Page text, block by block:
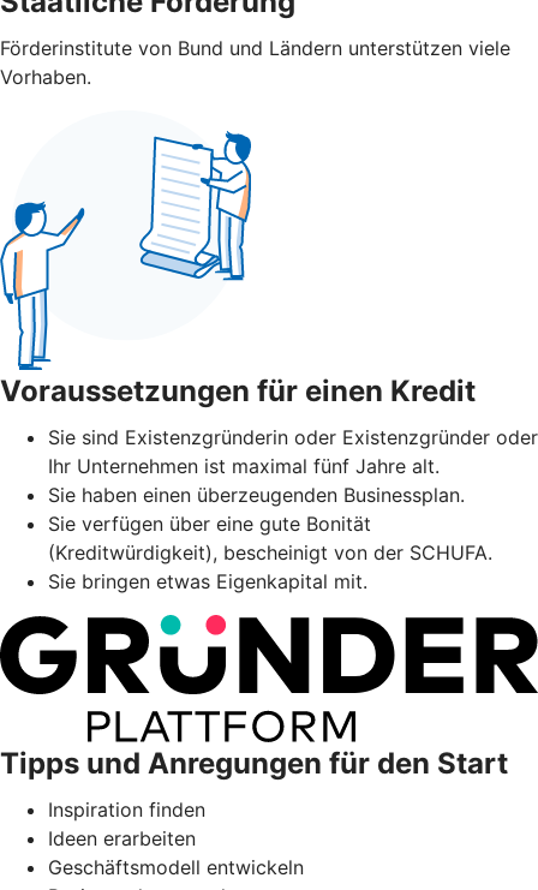
Förderinstitute von Bund und Ländern unterstützen viele
Vorhaben.
Voraussetzungen für einen Kredit
Sie sind Existenzgründerin oder Existenzgründer oder
Ihr Unternehmen ist maximal fünf Jahre alt.
Sie haben einen überzeugenden Businessplan.
Sie verfügen über eine gute Bonität
(Kreditwürdigkeit), bescheinigt von der SCHUFA.
Sie bringen etwas Eigenkapital mit.
Tipps und Anregungen für den Start
Inspiration finden
Ideen erarbeiten
Geschäftsmodell entwickeln